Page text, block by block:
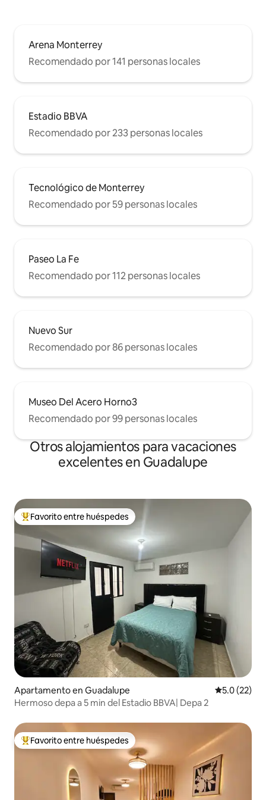
Arena Monterrey
Recomendado por 141 personas locales
Estadio BBVA
Recomendado por 233 personas locales
Tecnológico de Monterrey
Recomendado por 59 personas locales
Paseo La Fe
Recomendado por 112 personas locales
Nuevo Sur
Recomendado por 86 personas locales
Museo Del Acero Horno3
Recomendado por 99 personas locales
Otros alojamientos para vacaciones
excelentes en Guadalupe
Favorito entre huéspedes preferido
Favorito entre huéspedes
Apartamento en Guadalupe Calificación
5.0 (22)
Hermoso depa a 5 min del Estadio BBVA| Depa 2
Favorito entre huéspedes preferido
Favorito entre huéspedes